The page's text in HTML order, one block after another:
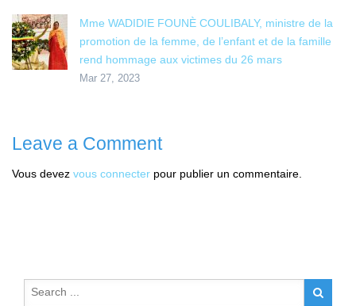
Mme WADIDIE FOUNÈ COULIBALY, ministre de la
promotion de la femme, de l’enfant et de la famille
rend hommage aux victimes du 26 mars
Mar 27, 2023
Leave a Comment
Vous devez vous connecter pour publier un commentaire.